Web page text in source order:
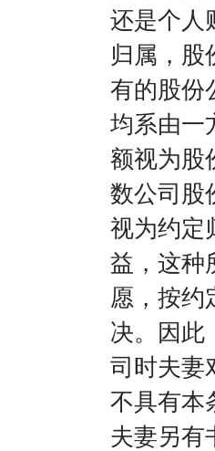
还是个人
归属，股
有的股份
均系由一
额视为股
数公司股
视为约定
益，这种
愿，按约
决。因此
司时夫妻
不具有本
夫妻另有